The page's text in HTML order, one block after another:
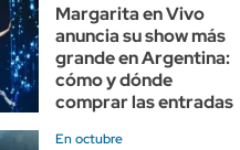
Margarita en Vivo
anuncia su show más
grande en Argentina:
cómo y dónde
comprar las entradas
En octubre